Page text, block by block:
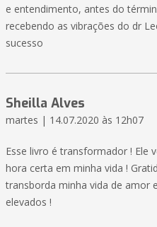
e entendimento, antes do
recebendo as vibrações do dr
sucesso
Sheilla Alves
martes | 14.07.2020 às 12h07
Esse livro é transformador ! Ele
hora certa em minha vida !
transborda minha vida de amor
elevados !